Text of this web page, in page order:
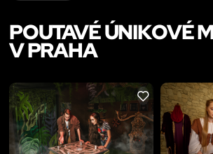
POUTAVÉ ÚNIKOVÉ
V PRAHA
LIKE